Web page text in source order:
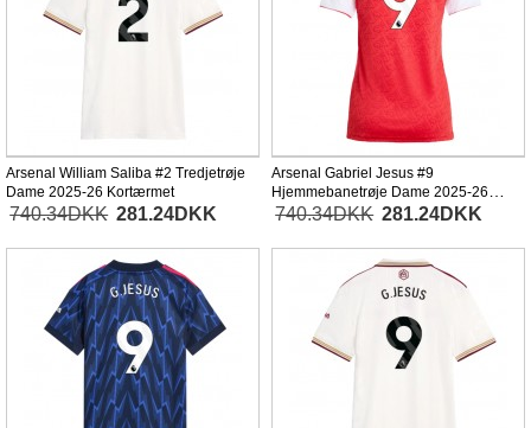
Arsenal William Saliba #2 Tredjetrøje
Dame 2025-26 Kortærmet
740.34DKK 281.24DKK
Arsenal Gabriel Jesus #9
Hjemmebanetrøje Dame 2025-26
Kortærmet
740.34DKK 281.24DKK